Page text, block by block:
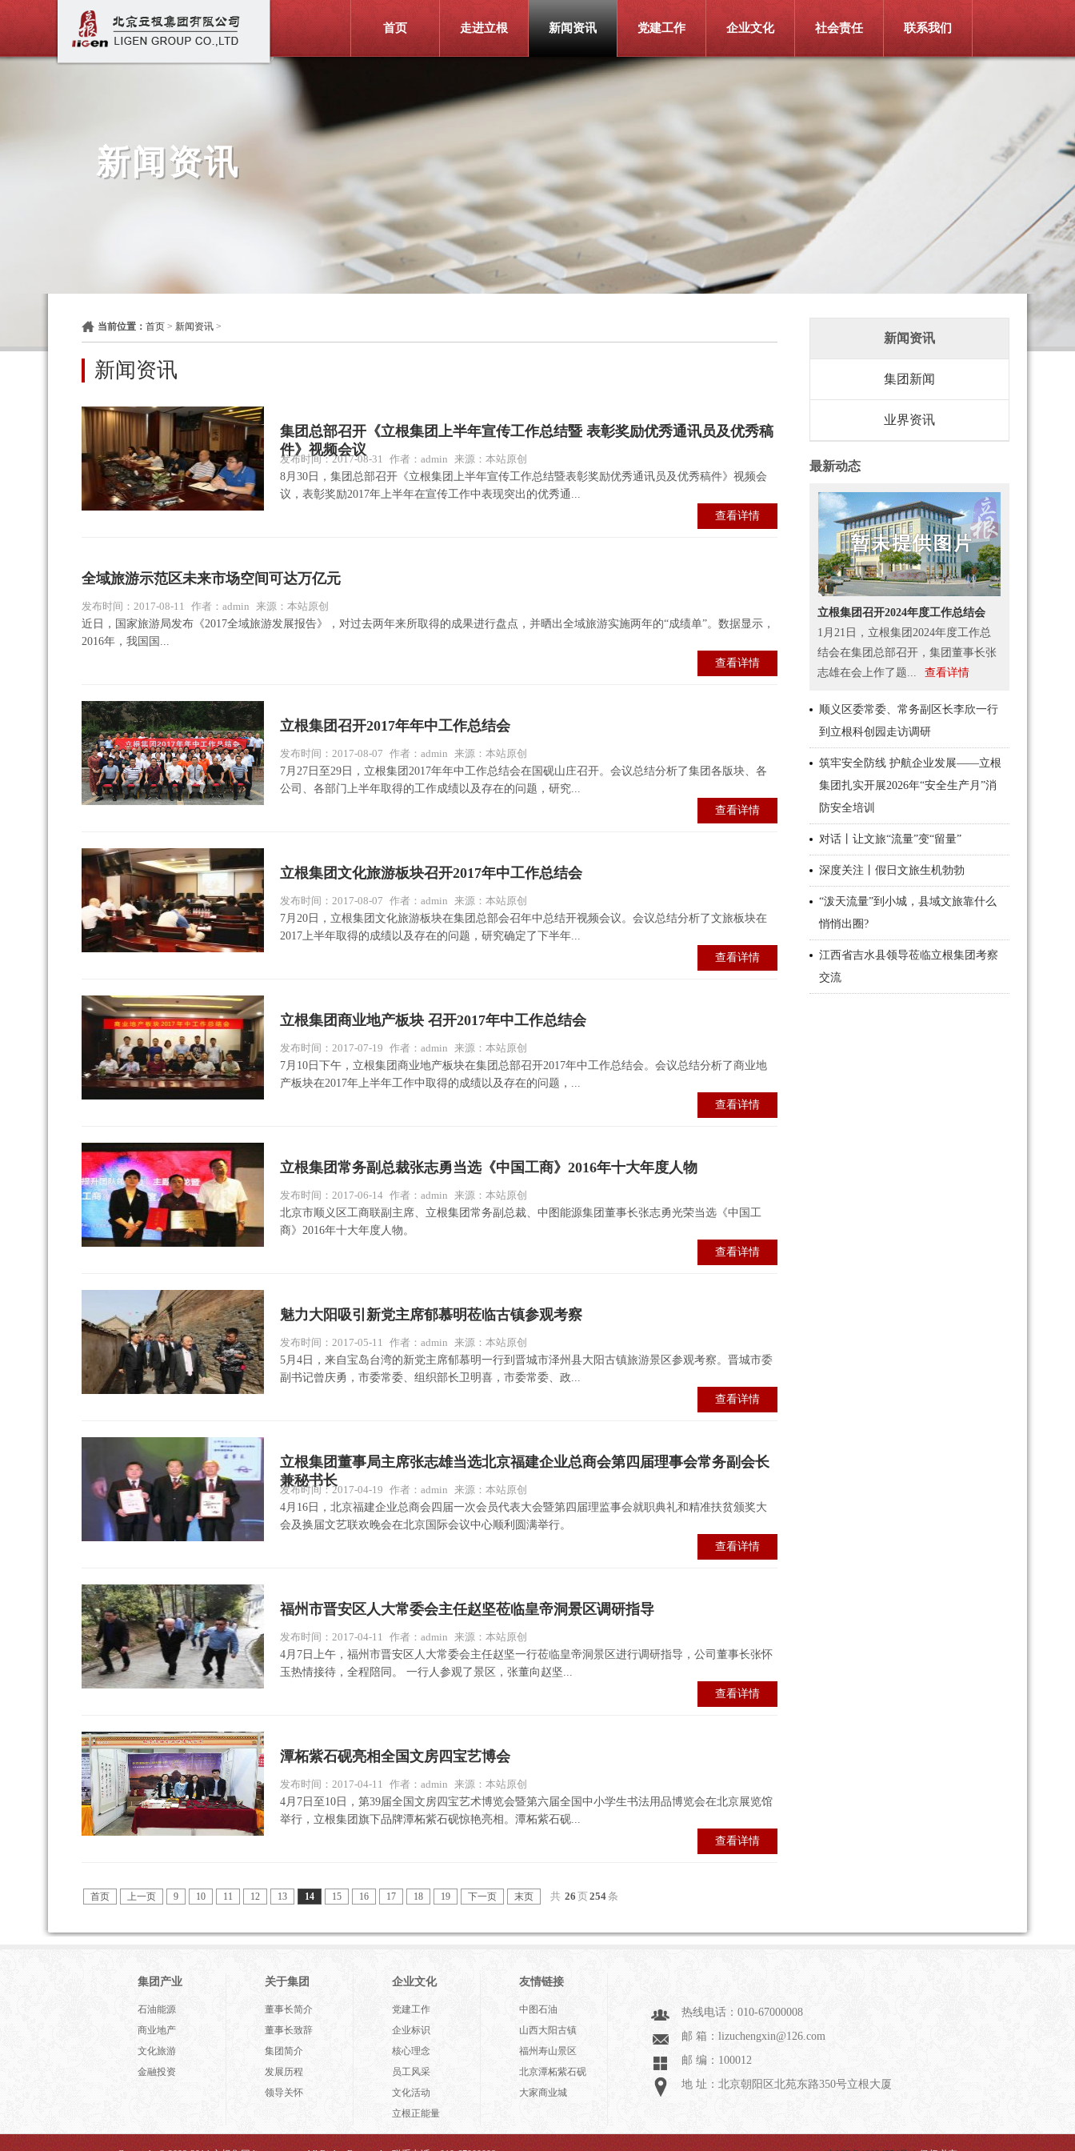
首页 走进立根 新闻资讯 党建工作 企业文化 社会责任 联系我们
新闻资讯
当前位置： 首页 > 新闻资讯 >
新闻资讯
集团总部召开《立根集团上半年宣传工作总结暨 表彰奖励优秀通讯员及优秀稿
件》视频会议
发布时间：2017-08-31 作者：admin 来源：本站原创
8月30日，集团总部召开《立根集团上半年宣传工作总结暨表彰奖励优秀通讯员及优秀稿件》视频会
议，表彰奖励2017年上半年在宣传工作中表现突出的优秀通...
查看详情
全域旅游示范区未来市场空间可达万亿元
发布时间：2017-08-11 作者：admin 来源：本站原创
近日，国家旅游局发布《2017全域旅游发展报告》，对过去两年来所取得的成果进行盘点，并晒出全域旅游实施两年的“成绩单”。数据显示，
2016年，我国国...
查看详情
立根集团召开2017年年中工作总结会
发布时间：2017-08-07 作者：admin 来源：本站原创
7月27日至29日，立根集团2017年年中工作总结会在国砚山庄召开。会议总结分析了集团各版块、各
公司、各部门上半年取得的工作成绩以及存在的问题，研究...
查看详情
立根集团文化旅游板块召开2017年中工作总结会
发布时间：2017-08-07 作者：admin 来源：本站原创
7月20日，立根集团文化旅游板块在集团总部会召年中总结开视频会议。会议总结分析了文旅板块在
2017上半年取得的成绩以及存在的问题，研究确定了下半年...
查看详情
立根集团商业地产板块 召开2017年中工作总结会
发布时间：2017-07-19 作者：admin 来源：本站原创
7月10日下午，立根集团商业地产板块在集团总部召开2017年中工作总结会。会议总结分析了商业地
产板块在2017年上半年工作中取得的成绩以及存在的问题，...
查看详情
立根集团常务副总裁张志勇当选《中国工商》2016年十大年度人物
发布时间：2017-06-14 作者：admin 来源：本站原创
北京市顺义区工商联副主席、立根集团常务副总裁、中图能源集团董事长张志勇光荣当选《中国工
商》2016年十大年度人物。
查看详情
魅力大阳吸引新党主席郁慕明莅临古镇参观考察
发布时间：2017-05-11 作者：admin 来源：本站原创
5月4日，来自宝岛台湾的新党主席郁慕明一行到晋城市泽州县大阳古镇旅游景区参观考察。晋城市委
副书记曾庆勇，市委常委、组织部长卫明喜，市委常委、政...
查看详情
立根集团董事局主席张志雄当选北京福建企业总商会第四届理事会常务副会长
兼秘书长
发布时间：2017-04-19 作者：admin 来源：本站原创
4月16日，北京福建企业总商会四届一次会员代表大会暨第四届理监事会就职典礼和精准扶贫颁奖大
会及换届文艺联欢晚会在北京国际会议中心顺利圆满举行。
查看详情
福州市晋安区人大常委会主任赵坚莅临皇帝洞景区调研指导
发布时间：2017-04-11 作者：admin 来源：本站原创
4月7日上午，福州市晋安区人大常委会主任赵坚一行莅临皇帝洞景区进行调研指导，公司董事长张怀
玉热情接待，全程陪同。 一行人参观了景区，张董向赵坚...
查看详情
潭柘紫石砚亮相全国文房四宝艺博会
发布时间：2017-04-11 作者：admin 来源：本站原创
4月7日至10日，第39届全国文房四宝艺术博览会暨第六届全国中小学生书法用品博览会在北京展览馆
举行，立根集团旗下品牌潭柘紫石砚惊艳亮相。潭柘紫石砚...
查看详情
首页 上一页 9 10 11 12 13 14 15 16 17 18 19 下一页 末页 共 26 页254条
新闻资讯
集团新闻
业界资讯
最新动态
立根集团召开2024年度工作总结会
1月21日，立根集团2024年度工作总
结会在集团总部召开，集团董事长张
志雄在会上作了题...
查看详情
顺义区委常委、常务副区长李欣一行
到立根科创园走访调研
筑牢安全防线 护航企业发展——立根
集团扎实开展2026年“安全生产月”消
防安全培训
对话丨让文旅“流量”变“留量”
深度关注丨假日文旅生机勃勃
“泼天流量”到小城，县域文旅靠什么
悄悄出圈?
江西省吉水县领导莅临立根集团考察
交流
集团产业
石油能源
商业地产
文化旅游
金融投资
关于集团
董事长简介
董事长致辞
集团简介
发展历程
领导关怀
企业文化
党建工作
企业标识
核心理念
员工风采
文化活动
立根正能量
友情链接
中图石油
山西大阳古镇
福州寿山景区
北京潭柘紫石砚
大家商业城
热线电话：010-67000008
邮 箱：lizuchengxin@126.com
邮 编：100012
地 址：北京朝阳区北苑东路350号立根大厦